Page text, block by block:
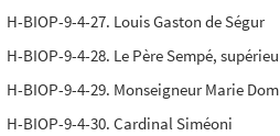
H-BIOP-9-4-27. Louis Gaston de Ségur
H-BIOP-9-4-28. Le Père Sempé,
H-BIOP-9-4-29. Monseigneur Marie
H-BIOP-9-4-30. Cardinal Siméoni